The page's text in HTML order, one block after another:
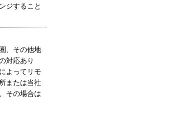
ジすること
、その他地
対応あり
よってリモ
または当社
その場合は